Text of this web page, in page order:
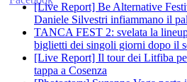
[Live Report] Be Alternative
Daniele Silvestri infiammano il
TANCA FEST 2: svelata la
biglietti dei singoli giorni dopo il
[Live Report] Il tour dei Litfiba
tappa a Cosenza